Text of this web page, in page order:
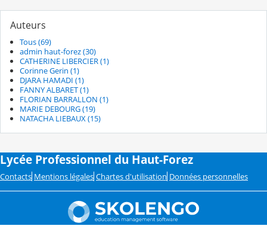
Auteurs
Tous (69)
admin haut-forez (30)
CATHERINE LIBERCIER (1)
Corinne Gerin (1)
DJARA HAMADI (1)
FANNY ALBARET (1)
FLORIAN BARRALLON (1)
MARIE DEBOURG (19)
NATACHA LIEBAUX (15)
Lycée Professionnel du Haut-Forez
Contacts Mentions légales Chartes d'utilisation Données personnelles